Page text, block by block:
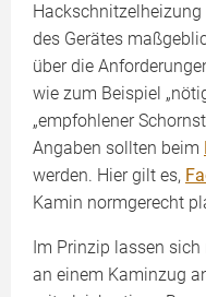
des Gerätes
über die
wie zum Beispiel
„empfohlener
Angaben sollten beim
werden. Hier gilt es,
Kamin normgerecht
Im Prinzip lassen
an einem Kaminzug